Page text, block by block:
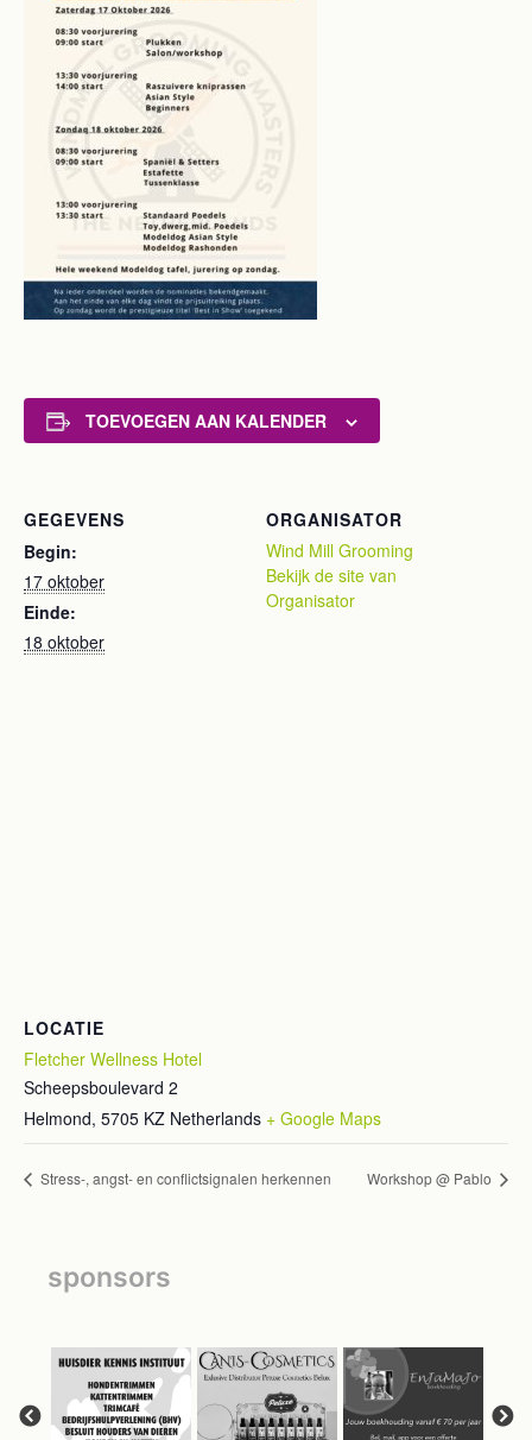
TOEVOEGEN AAN KALENDER
GEGEVENS
Begin:
17 oktober
Einde:
18 oktober
ORGANISATOR
Wind Mill Grooming
Bekijk de site van
Organisator
LOCATIE
Fletcher Wellness Hotel
Scheepsboulevard 2
Helmond, 5705 KZ Netherlands + Google Maps
Stress-, angst- en conflictsignalen herkennen Workshop @ Pablo
sponsors